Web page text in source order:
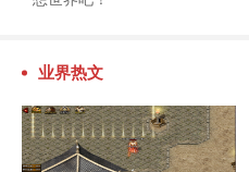
业界热文